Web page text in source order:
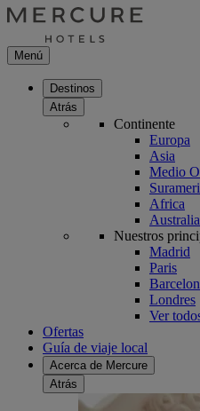
Menú
Destinos
Atrás
Continente
Europa
Asia
Medio
Africa
Nuestros
Madrid
Paris
Londres
Ver
Ofertas
Guía de viaje local
Acerca de Mercure
Atrás